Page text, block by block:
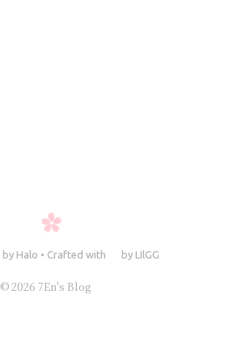
by Halo • Crafted with by LIlGG
© 2026 7En's Blog